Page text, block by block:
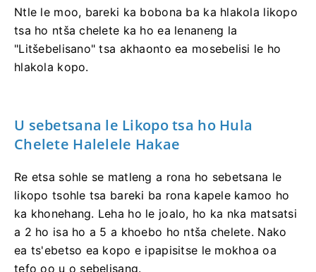
Ntle le moo, bareki ka bobona ba ka hlakola likopo
tsa ho ntša chelete ka ho ea lenaneng la
"Litšebelisano" tsa akhaonto ea mosebelisi le ho
hlakola kopo.
U sebetsana le Likopo tsa ho Hula
Chelete Halelele Hakae
Re etsa sohle se matleng a rona ho sebetsana le
likopo tsohle tsa bareki ba rona kapele kamoo ho
ka khonehang. Leha ho le joalo, ho ka nka matsatsi
a 2 ho isa ho a 5 a khoebo ho ntša chelete. Nako
ea ts'ebetso ea kopo e ipapisitse le mokhoa oa
tefo oo u o sebelisang.